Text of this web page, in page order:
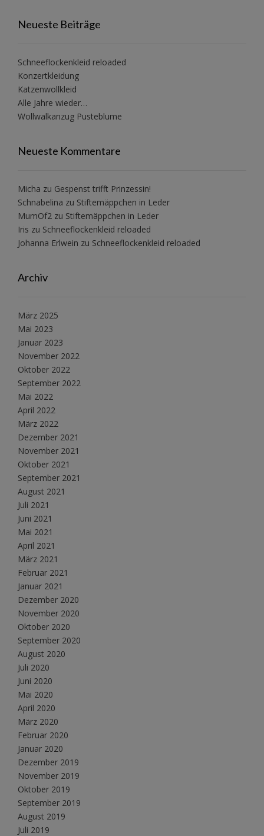
Neueste Beiträge
Schneeflockenkleid reloaded
Konzertkleidung
Katzenwollkleid
Alle Jahre wieder…
Wollwalkanzug Pusteblume
Neueste Kommentare
Micha zu Gespenst trifft Prinzessin!
Schnabelina zu Stiftemäppchen in Leder
MumOf2 zu Stiftemäppchen in Leder
Iris zu Schneeflockenkleid reloaded
Johanna Erlwein zu Schneeflockenkleid reloaded
Archiv
März 2025
Mai 2023
Januar 2023
November 2022
Oktober 2022
September 2022
Mai 2022
April 2022
März 2022
Dezember 2021
November 2021
Oktober 2021
September 2021
August 2021
Juli 2021
Juni 2021
Mai 2021
April 2021
März 2021
Februar 2021
Januar 2021
Dezember 2020
November 2020
Oktober 2020
September 2020
August 2020
Juli 2020
Juni 2020
Mai 2020
April 2020
März 2020
Februar 2020
Januar 2020
Dezember 2019
November 2019
Oktober 2019
September 2019
August 2019
Juli 2019